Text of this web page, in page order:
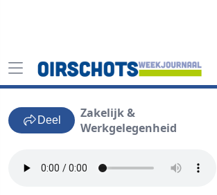
Deel
Zakelijk &
Werkgelegenheid